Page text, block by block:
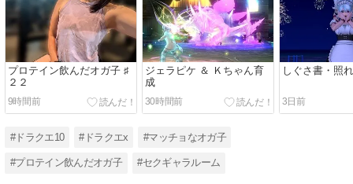
プロテイン飲んだオガ子 ♯
２２
9時間前
ジェラピケ ＆ Ｋちゃん育
成
30時間前
しぐさ書・照
3日前
#ドラクエ10 #ドラクエx #マッチョなオガ子
#プロテイン飲んだオガ子 #セクギャラルーム